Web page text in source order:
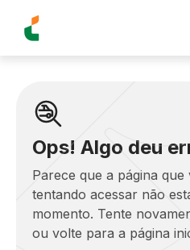
Ops! Algo deu
Parece que a página que
tentando acessar não
momento. Tente
ou volte para a página